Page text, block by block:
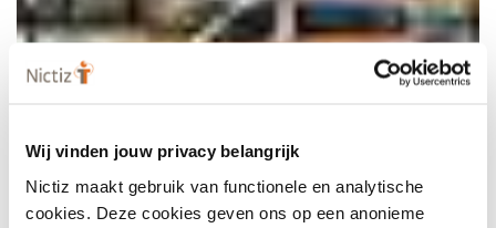
Wij vinden jouw privacy belangrijk
Nictiz maakt gebruik van functionele en analytische
cookies. Deze cookies geven ons op een anonieme